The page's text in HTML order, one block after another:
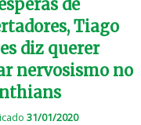
de
Tiago
diz querer
nervosismo no
31/01/2020